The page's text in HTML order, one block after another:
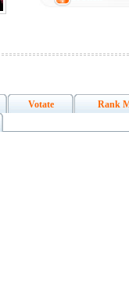
Votate
Rank